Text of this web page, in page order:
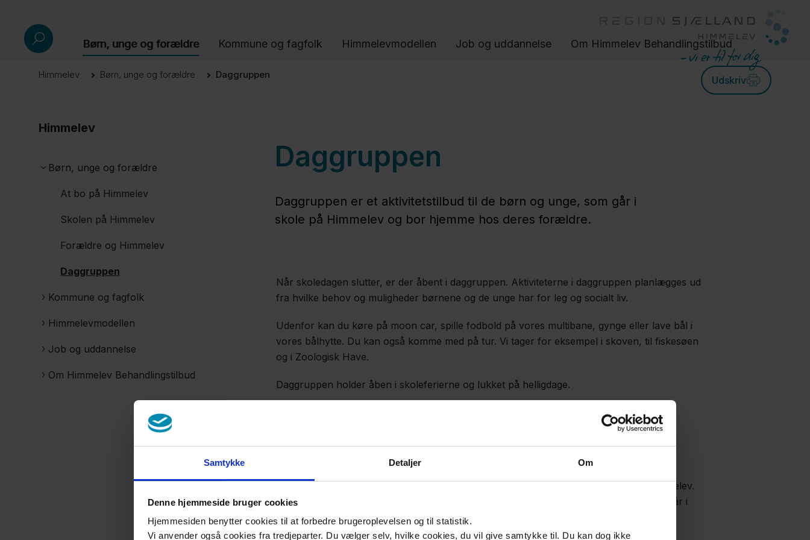
Samtykke Detaljer Om
Denne hjemmeside bruger cookies
Hjemmesiden benytter cookies til at forbedre brugeroplevelsen og til statistik.
Vi anvender også cookies fra tredjeparter. Du vælger selv, hvilke cookies, du vil give samtykke til. Du kan dog ikke
Børn, unge og forældre Kommune og fagfolk Himmelevmodellen Job og uddannelse Om Himmelev Behandlingstilbud
Himmelev Børn, unge og forældre Daggruppen Udskriv
Himmelev
Børn, unge og forældre
At bo på Himmelev
Skolen på Himmelev
Forældre og Himmelev
Daggruppen
Kommune og fagfolk
Himmelevmodellen
Job og uddannelse
Om Himmelev Behandlingstilbud
Daggruppen
Daggruppen er et aktivitetstilbud til de børn og unge, som går i
skole på Himmelev og bor hjemme hos deres forældre.
Når skoledagen slutter, er der åbent i daggruppen. Aktiviteterne i daggruppen planlægges ud
fra hvilke behov og muligheder børnene og de unge har for leg og socialt liv.
Udenfor kan du køre på moon car, spille fodbold på vores multibane, gynge eller lave bål i
vores bålhytte. Du kan også komme med på tur. Vi tager for eksempel i skoven, til fiskesøen
og i Zoologisk Have.
Daggruppen holder åben i skoleferierne og lukket på helligdage.
Til forældrene
Daggruppen er den behandlingsorienterede fritidsdel af heldagsskoletilbuddet på Himmelev.
Daggruppens lokaler ligger i Himmelevs skolebygning. Det er et tilbud til de børn, der går i
skole på Himmelev, men som ikke bor på institutionen.